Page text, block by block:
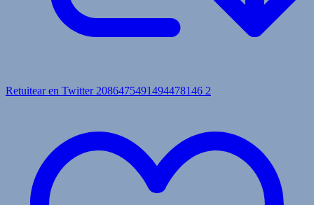
Retuitear en Twitter 2086475491494478146 2